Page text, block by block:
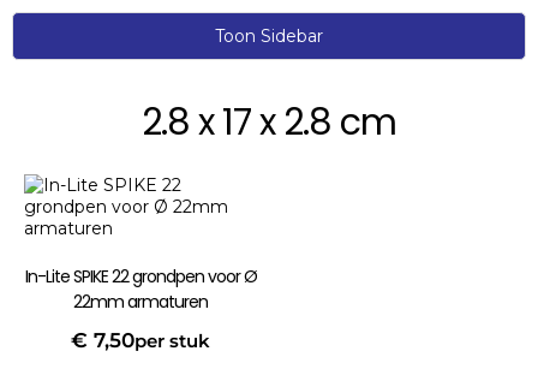
Toon Sidebar
2.8 x 17 x 2.8 cm
In-Lite SPIKE 22 grondpen voor Ø
22mm armaturen
€ 7,50per stuk